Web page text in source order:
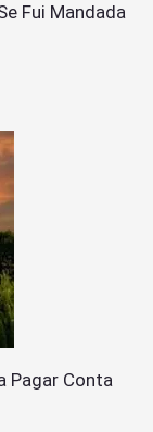
Fui Mandada
Pagar Conta